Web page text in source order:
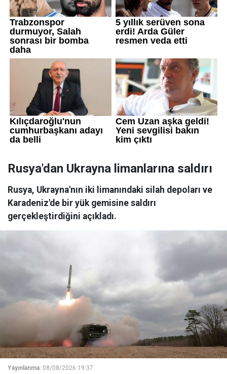
Rusya'dan Ukrayna limanlarına saldırı
Rusya, Ukrayna'nın iki limanındaki silah depoları ve
Karadeniz'de bir yük gemisine saldırı
gerçekleştirdiğini açıkladı.
Yayınlanma: 08/08/2026 19:37